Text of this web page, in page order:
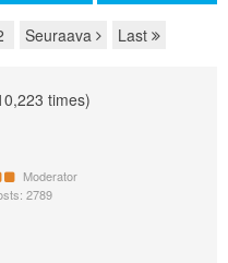
Seuraava Last
times)
Moderator
2789